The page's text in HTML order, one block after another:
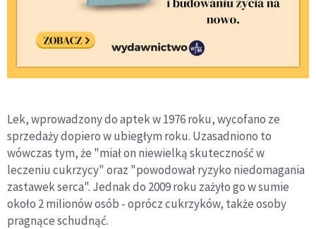
Lek, wprowadzony do aptek w 1976 roku, wycofano ze
sprzedaży dopiero w ubiegłym roku. Uzasadniono to
wówczas tym, że "miał on niewielką skuteczność w
leczeniu cukrzycy" oraz "powodował ryzyko niedomagania
zastawek serca". Jednak do 2009 roku zażyło go w sumie
około 2 milionów osób - oprócz cukrzyków, także osoby
pragnące schudnąć.